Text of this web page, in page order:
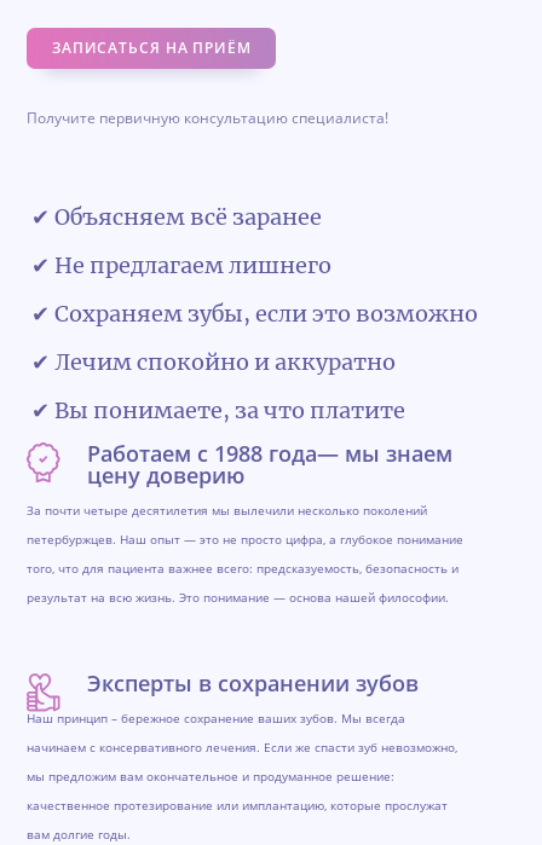
ЗАПИСАТЬСЯ НА ПРИЁМ
Получите первичную консультацию специалиста!
✔ Объясняем всё заранее
✔ Не предлагаем лишнего
✔ Сохраняем зубы, если это возможно
✔ Лечим спокойно и аккуратно
✔ Вы понимаете, за что платите
Работаем с 1988 года— мы знаем
цену доверию
За почти четыре десятилетия мы вылечили несколько поколений
петербуржцев. Наш опыт — это не просто цифра, а глубокое понимание
того, что для пациента важнее всего: предсказуемость, безопасность и
результат на всю жизнь. Это понимание — основа нашей философии.
Эксперты в сохранении зубов
Наш принцип – бережное сохранение ваших зубов. Мы всегда
начинаем с консервативного лечения. Если же спасти зуб невозможно,
мы предложим вам окончательное и продуманное решение:
качественное протезирование или имплантацию, которые прослужат
вам долгие годы.